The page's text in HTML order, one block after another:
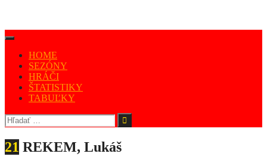
HOME
SEZÓNY
HRÁČI
ŠTATISTIKY
TABUĽKY
21 REKEM, Lukáš